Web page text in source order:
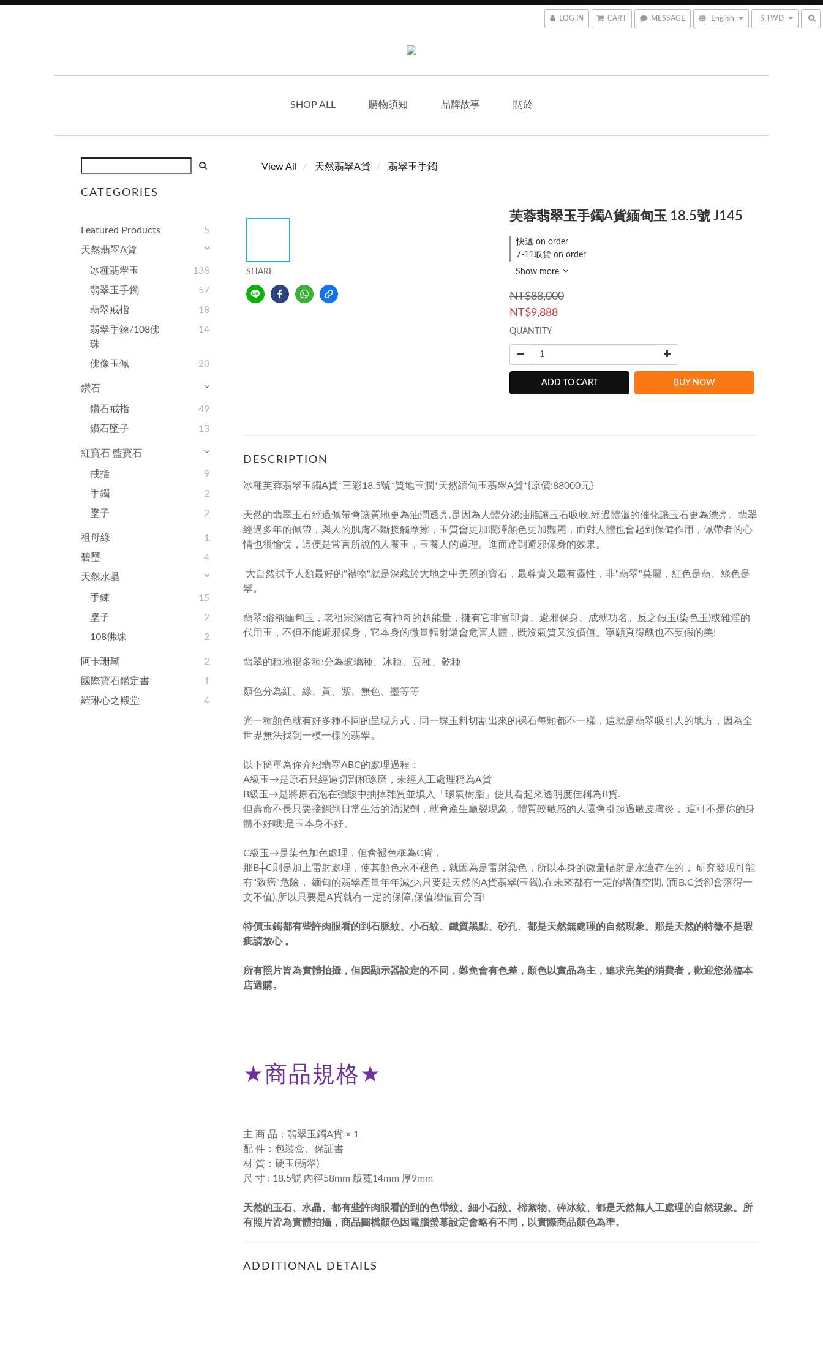
LOG IN CART MESSAGE English $ TWD
SHOP ALL 購物須知 品牌故事 關於
CATEGORIES
Featured Products
5
天然翡翠A貨
冰種翡翠玉
138
翡翠玉手鐲
57
翡翠戒指
18
翡翠手鍊/108佛
珠
14
佛像玉佩 20
鑽石
鑽石戒指
49
鑽石墜子
13
紅寶石 藍寶石
戒指
9
手鐲
2
墜子
2
祖母綠
1
碧璽
4
天然水晶
手鍊
15
墜子
2
108佛珠
2
阿卡珊瑚
2
國際寶石鑑定書
1
羅琳心之殿堂
4
View All 天然翡翠A貨 翡翠玉手鐲
SHARE
芙蓉翡翠玉手鐲A貨緬甸玉 18.5號 J145
快遞 on order
7-11取貨 on order
Show more
NT$88,000
NT$9,888
QUANTITY
ADD TO CART BUY NOW
DESCRIPTION
冰種芙蓉翡翠玉鐲A貨*三彩18.5號*質地玉潤*天然緬甸玉翡翠A貨*{原價:88000元}
天然的翡翠玉石經過佩帶會讓質地更為油潤透亮,是因為人體分泌油脂讓玉石吸收,經過體溫的催化讓玉石更為漂亮。翡翠
經過多年的佩帶，與人的肌膚不斷接觸摩擦，玉質會更加潤澤顏色更加豔麗，而對人體也會起到保健作用，佩帶者的心
情也很愉悅，這便是常言所說的人養玉，玉養人的道理。進而達到避邪保身的效果。
大自然賦予人類最好的"禮物"就是深藏於大地之中美麗的寶石，最尊貴又最有靈性，非"翡翠"莫屬，紅色是翡、綠色是
翠。
翡翠:俗稱緬甸玉，老祖宗深信它有神奇的超能量，擁有它非富即貴、避邪保身、成就功名。反之假玉(染色玉)或雜淫的
代用玉，不但不能避邪保身，它本身的微量輻射還會危害人體，既沒氣質又沒價值。寧願真得醜也不要假的美!
翡翠的種地很多種:分為玻璃種、冰種、豆種、乾種
顏色分為紅、綠、黃、紫、無色、墨等等
光一種顏色就有好多種不同的呈現方式，同一塊玉料切割出來的裸石每顆都不一樣，這就是翡翠吸引人的地方，因為全
世界無法找到一模一樣的翡翠。
以下簡單為你介紹翡翠ABC的處理過程：
A級玉→是原石只經過切割和琢磨，未經人工處理稱為A貨
B級玉→是將原石泡在強酸中抽掉雜質並填入「環氧樹脂」使其看起來透明度佳稱為B貨.
但壽命不長只要接觸到日常生活的清潔劑，就會產生龜裂現象，體質較敏感的人還會引起過敏皮膚炎， 這可不是你的身
體不好哦!是玉本身不好。
C級玉→是染色加色處理，但會褪色稱為C貨，
那B┼C則是加上雷射處理，使其顏色永不褪色，就因為是雷射染色，所以本身的微量幅射是永遠存在的， 研究發現可能
有"致癌"危險， 緬甸的翡翠產量年年減少,只要是天然的A貨翡翠(玉鐲),在未來都有一定的增值空間, (而B.C貨卻會落得一
文不值),所以只要是A貨就有一定的保障,保值增值百分百!
特價玉鐲都有些許肉眼看的到石脈紋、小石紋、鐵質黑點、砂孔、都是天然無處理的自然現象。那是天然的特徵不是瑕
疵請放心 。
所有照片皆為實體拍攝，但因顯示器設定的不同，難免會有色差，顏色以實品為主，追求完美的消費者， 歡迎您蒞臨本
店選購。
★商品規格★
主 商 品：翡翠玉鐲A貨 × 1
配 件：包裝盒、保証書
材 質：硬玉(翡翠)
尺 寸 : 18.5號 內徑58mm 版寬14mm 厚9mm
天然的玉石、水晶、都有些許肉眼看的到的色帶紋、細小石紋、棉絮物、碎冰紋、都是天然無人工處理的自然現象。所
有照片皆為實體拍攝，商品圖檔顏色因電腦螢幕設定會略有不同，以實際商品顏色為準。
ADDITIONAL DETAILS